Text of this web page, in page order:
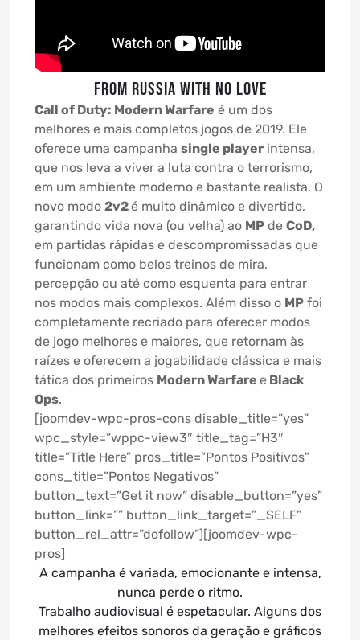
FROM RUSSIA WITH NO LOVE
Call of Duty: Modern Warfare é um dos
melhores e mais completos jogos de 2019. Ele
oferece uma campanha single player intensa,
que nos leva a viver a luta contra o terrorismo,
em um ambiente moderno e bastante realista. O
novo modo 2v2é muito dinâmico e divertido,
garantindo vida nova (ou velha) ao MP de CoD,
em partidas rápidas e descompromissadas que
funcionam como belos treinos de mira,
percepção ou até como esquenta para entrar
nos modos mais complexos. Além disso o MP foi
completamente recriado para oferecer modos
de jogo melhores e maiores, que retornam às
raízes e oferecem a jogabilidade clássica e mais
tática dos primeiros Modern Warfare e Black
Ops.
[joomdev-wpc-pros-cons disable_title=”yes”
wpc_style=”wppc-view3″ title_tag=”H3″
title=”Title Here” pros_title=”Pontos Positivos”
cons_title=”Pontos Negativos”
button_text=”Get it now” disable_button=”yes”
button_link=”” button_link_target=”_SELF”
button_rel_attr=”dofollow”][joomdev-wpc-
pros]
A campanha é variada, emocionante e intensa,
nunca perde o ritmo.
Trabalho audiovisual é espetacular. Alguns dos
melhores efeitos sonoros da geração e gráficos